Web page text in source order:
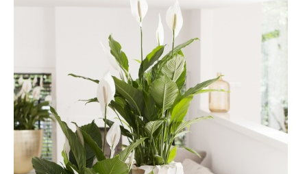
Ilham Impiana
Ilham Impiana 360
Ilham Impiana Inspirasi Selebriti
Impiana TV
Casa Impiana
Impiana MakeOver
Lahar Dekor